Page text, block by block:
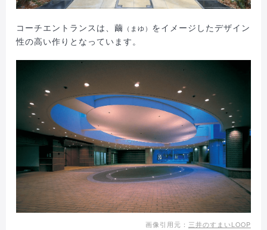
コーチエントランスは、繭 （まゆ） をイメージしたデザイン
性の高い作りとなっています。
画像引用元： 三井のすまいLOOP